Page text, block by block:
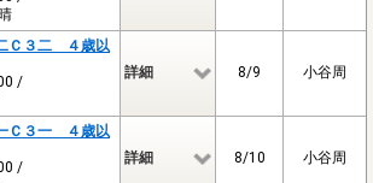
Ｃ３二 ４歳以
/
詳細 8/9 小谷周
Ｃ３一 ４歳以
/
詳細 8/10 小谷周